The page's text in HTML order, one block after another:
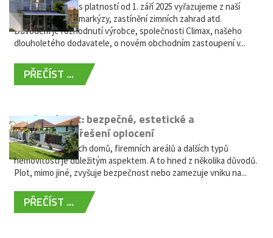
Vážení zákazníci, s platností od 1. září 2025 vyřazujeme z naší
nabídky výsuvné markýzy, zastínění zimních zahrad atd.
Důvodem je rozhodnutí výrobce, společnosti Climax, našeho
dlouholetého dodavatele, o novém obchodním zastoupení v...
PŘEČÍST ...
Hliníkový plot: bezpečné, estetické a
bezúdržbové řešení oplocení
Oplocení rodinných domů, firemních areálů a dalších typů
nemovitostí je důležitým aspektem. A to hned z několika důvodů.
Plot, mimo jiné, zvyšuje bezpečnost nebo zamezuje vniku na...
PŘEČÍST ...